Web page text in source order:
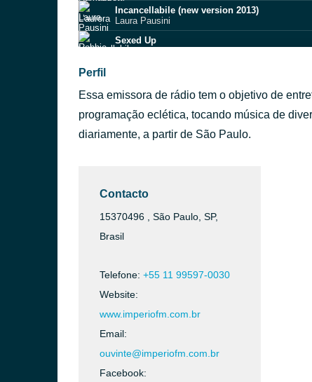
Incancellabile (new version 2013)
Laura Pausini
Sexed Up
Take A Bow
Madonna
You And I
Kenny Rogers
Perfil
Essa emissora de rádio tem o objetivo de
programação eclética, tocando música de
diariamente, a partir de São Paulo.
Contacto
15370496 , São Paulo, SP,
Brasil
Telefone: +55 11 99597-0030
Website:
www.imperiofm.com.br
Email:
ouvinte@imperiofm.com.br
Facebook: